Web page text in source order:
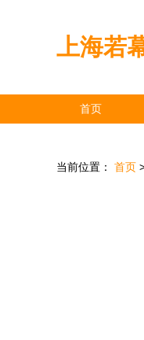
上海若
首页
当前位置： 首页